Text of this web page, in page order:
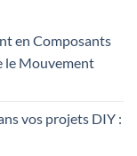
en Composants
le Mouvement
vos projets DIY :